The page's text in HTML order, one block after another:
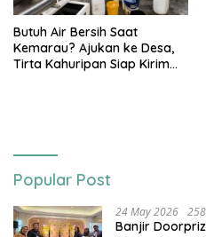
Butuh Air Bersih Saat
Kemarau? Ajukan ke Desa,
Tirta Kahuripan Siap Kirim
Popular Post
24 May 2026
Banjir